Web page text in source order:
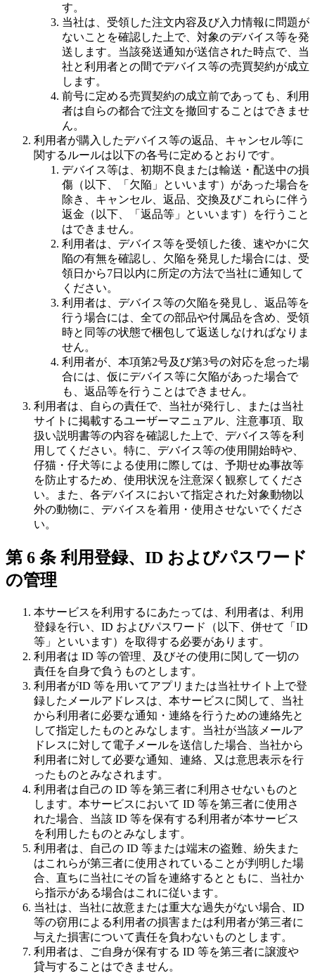
す。
当社は、受領した注文内容及び入力情報に問題が
ないことを確認した上で、対象のデバイス等を発
送します。当該発送通知が送信された時点で、当
社と利用者との間でデバイス等の売買契約が成立
します。
前号に定める売買契約の成立前であっても、利用
者は自らの都合で注文を撤回することはできませ
ん。
利用者が購入したデバイス等の返品、キャンセル等に
関するルールは以下の各号に定めるとおりです。
デバイス等は、初期不良または輸送・配送中の損
傷（以下、「欠陥」といいます）があった場合を
除き、キャンセル、返品、交換及びこれらに伴う
返金（以下、「返品等」といいます）を行うこと
はできません。
利用者は、デバイス等を受領した後、速やかに欠
陥の有無を確認し、欠陥を発見した場合には、受
領日から7日以内に所定の方法で当社に通知して
ください。
利用者は、デバイス等の欠陥を発見し、返品等を
行う場合には、全ての部品や付属品を含め、受領
時と同等の状態で梱包して返送しなければなりま
せん。
利用者が、本項第2号及び第3号の対応を怠った場
合には、仮にデバイス等に欠陥があった場合で
も、返品等を行うことはできません。
利用者は、自らの責任で、当社が発行し、または当社
サイトに掲載するユーザーマニュアル、注意事項、取
扱い説明書等の内容を確認した上で、デバイス等を利
用してください。特に、デバイス等の使用開始時や、
仔猫・仔犬等による使用に際しては、予期せぬ事故等
を防止するため、使用状況を注意深く観察してくださ
い。また、各デバイスにおいて指定された対象動物以
外の動物に、デバイスを着用・使用させないでくださ
い。
第 6 条 利用登録、ID およびパスワード
の管理
本サービスを利用するにあたっては、利用者は、利用
登録を行い、ID およびパスワード（以下、併せて「ID
等」といいます）を取得する必要があります。
利用者は ID 等の管理、及びその使用に関して一切の
責任を自身で負うものとします。
利用者がID 等を用いてアプリまたは当社サイト上で登
録したメールアドレスは、本サービスに関して、当社
から利用者に必要な通知・連絡を行うための連絡先と
して指定したものとみなします。当社が当該メールア
ドレスに対して電子メールを送信した場合、当社から
利用者に対して必要な通知、連絡、又は意思表示を行
ったものとみなされます。
利用者は自己の ID 等を第三者に利用させないものと
します。本サービスにおいて ID 等を第三者に使用さ
れた場合、当該 ID 等を保有する利用者が本サービス
を利用したものとみなします。
利用者は、自己の ID 等または端末の盗難、紛失また
はこれらが第三者に使用されていることが判明した場
合、直ちに当社にその旨を連絡するとともに、当社か
ら指示がある場合はこれに従います。
当社は、当社に故意または重大な過失がない場合、ID
等の窃用による利用者の損害または利用者が第三者に
与えた損害について責任を負わないものとします。
利用者は、ご自身が保有する ID 等を第三者に譲渡や
貸与することはできません。